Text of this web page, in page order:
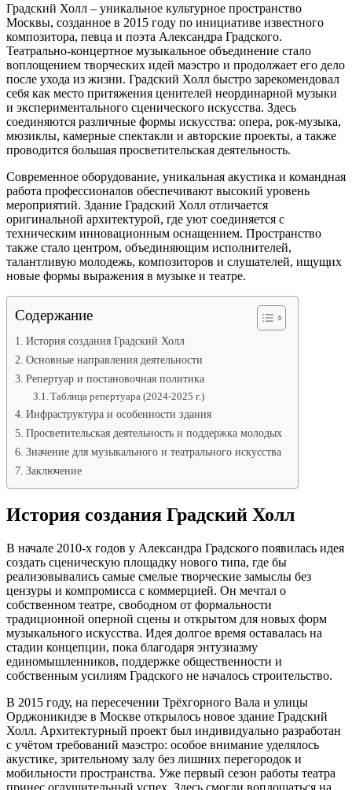
Градский Холл – уникальное культурное пространство
Москвы, созданное в 2015 году по инициативе известного
композитора, певца и поэта Александра Градского.
Театрально-концертное музыкальное объединение стало
воплощением творческих идей маэстро и продолжает его дело
после ухода из жизни. Градский Холл быстро зарекомендовал
себя как место притяжения ценителей неординарной музыки
и экспериментального сценического искусства. Здесь
соединяются различные формы искусства: опера, рок-музыка,
мюзиклы, камерные спектакли и авторские проекты, а также
проводится большая просветительская деятельность.
Современное оборудование, уникальная акустика и командная
работа профессионалов обеспечивают высокий уровень
мероприятий. Здание Градский Холл отличается
оригинальной архитектурой, где уют соединяется с
техническим инновационным оснащением. Пространство
также стало центром, объединяющим исполнителей,
талантливую молодежь, композиторов и слушателей, ищущих
новые формы выражения в музыке и театре.
Содержание
История создания Градский Холл
Основные направления деятельности
Репертуар и постановочная политика
Таблица репертуара (2024-2025 г.)
Инфраструктура и особенности здания
Просветительская деятельность и поддержка молодых
Значение для музыкального и театрального искусства
Заключение
История создания Градский Холл
В начале 2010-х годов у Александра Градского появилась идея
создать сценическую площадку нового типа, где бы
реализовывались самые смелые творческие замыслы без
цензуры и компромисса с коммерцией. Он мечтал о
собственном театре, свободном от формальности
традиционной оперной сцены и открытом для новых форм
музыкального искусства. Идея долгое время оставалась на
стадии концепции, пока благодаря энтузиазму
единомышленников, поддержке общественности и
собственным усилиям Градского не началось строительство.
В 2015 году, на пересечении Трёхгорного Вала и улицы
Орджоникидзе в Москве открылось новое здание Градский
Холл. Архитектурный проект был индивидуально разработан
с учётом требований маэстро: особое внимание уделялось
акустике, зрительному залу без лишних перегородок и
мобильности пространства. Уже первый сезон работы театра
принес оглушительный успех. Здесь смогли воплощаться на